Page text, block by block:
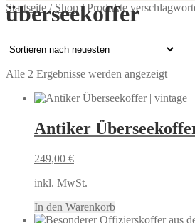
Startseite / Shop/Produkte
überseekoffer
Alle 2 Ergebnisse werden angezeigtNach
sortiert
Antiker
249,00 €
inkl. MwSt.
In den Warenkorb